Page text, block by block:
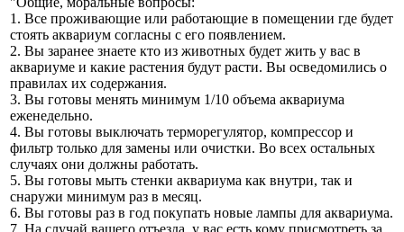
1. Все проживающие или работающие в помещении где будет
стоять аквариум согласны с его появлением.
2. Вы заранее знаете кто из животных будет жить у вас в
аквариуме и какие растения будут расти. Вы осведомились о
правилах их содержания.
3. Вы готовы менять минимум 1/10 объема аквариума
еженедельно.
4. Вы готовы выключать терморегулятор, компрессор и
фильтр только для замены или очистки. Во всех остальных
случаях они должны работать.
5. Вы готовы мыть стенки аквариума как внутри, так и
снаружи минимум раз в месяц.
6. Вы готовы раз в год покупать новые лампы для аквариума.
7. На случай вашего отъезда, у вас есть кому присмотреть за